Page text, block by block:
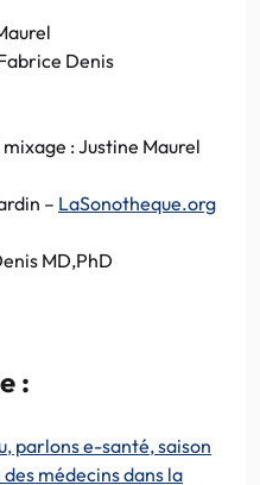
Denis
: Justine Maurel
– LaSonotheque.org
MD,PhD
:
parlons e-santé, saison
médecins dans la